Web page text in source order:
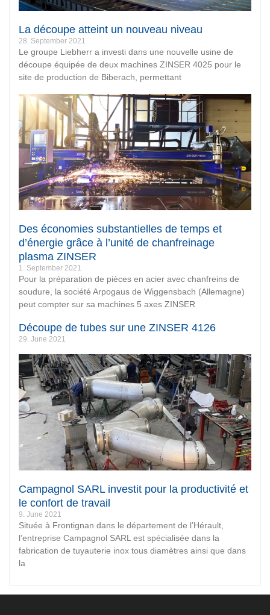
La découpe atteint un nouveau niveau
28. September 2021
Le groupe Liebherr a investi dans une nouvelle usine de
découpe équipée de deux machines ZINSER 4025 pour le
site de production de Biberach, permettant
Des économies substantielles de temps et
d’énergie grâce à l’unité de chanfreinage
plasma ZINSER
1. September 2021
Pour la préparation de pièces en acier avec chanfreins de
soudure, la société Arpogaus de Wiggensbach (Allemagne)
peut compter sur sa machines 5 axes ZINSER
Découpe de tubes sur une ZINSER 4126
29. June 2021
Campagnol SARL investit pour la productivité et
le confort de travail
9. June 2021
Située à Frontignan dans le département de l’Hérault,
l’entreprise Campagnol SARL est spécialisée dans la
fabrication de tuyauterie inox tous diamètres ainsi que dans
la